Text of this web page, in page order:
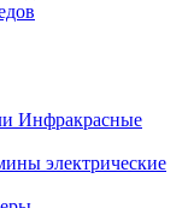
Инфракрасные
электрические